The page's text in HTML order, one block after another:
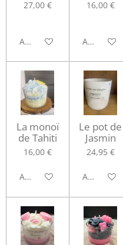
27,00 €
Ajouter au panier
16,00 €
Ajouter
La monoï
de Tahiti
16,00 €
Ajouter au panier
Le pot de
Jasmin
24,95 €
Ajouter